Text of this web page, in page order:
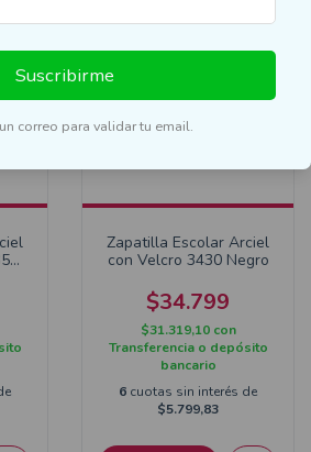
Zapatilla Escolar Arciel
con Velcro 3430 Negro
$34.799
$31.319,10 con
Transferencia o depósito
bancario
6 cuotas sin interés de
$5.799,83
Suscribirme
correo para validar tu email.